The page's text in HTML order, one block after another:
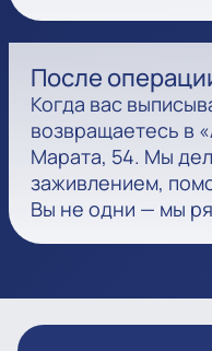
После
Когда вас
возвращаетесь в
Марата, 54. Мы
заживлением,
Вы не одни — мы